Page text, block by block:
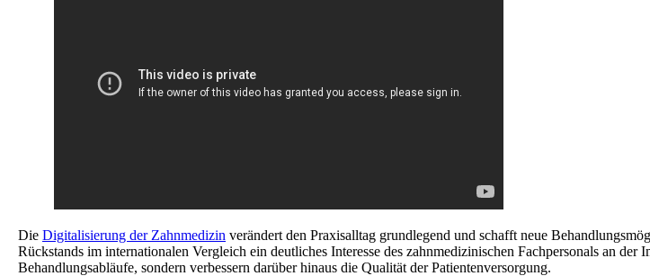
Die Digitalisierung der Zahnmedizin verändert den Praxisalltag grundlegend und schafft neue
Rückstands im internationalen Vergleich ein deutliches Interesse des zahnmedizinischen Fachpersonals an
Behandlungsabläufe, sondern verbessern darüber hinaus die Qualität der Patientenversorgung.